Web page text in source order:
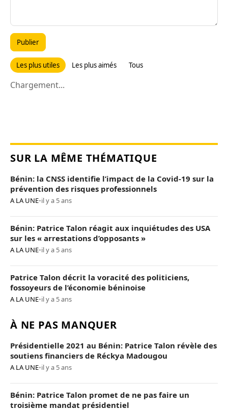
Publier
Les plus utiles Les plus aimés Tous
Chargement...
SUR LA MÊME THÉMATIQUE
Bénin: la CNSS identifie l’impact de la Covid-19 sur la
prévention des risques professionnels
A LA UNE•il y a 5 ans
Bénin: Patrice Talon réagit aux inquiétudes des USA
sur les « arrestations d’opposants »
A LA UNE•il y a 5 ans
Patrice Talon décrit la voracité des politiciens,
fossoyeurs de l’économie béninoise
A LA UNE•il y a 5 ans
À NE PAS MANQUER
Présidentielle 2021 au Bénin: Patrice Talon révèle des
soutiens financiers de Réckya Madougou
A LA UNE•il y a 5 ans
Bénin: Patrice Talon promet de ne pas faire un
troisième mandat présidentiel